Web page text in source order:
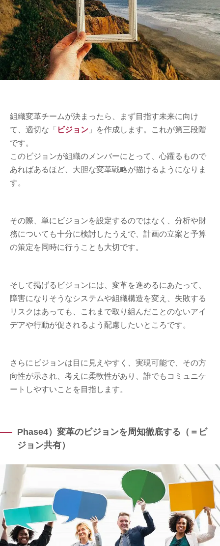
組織変革チームが決まったら、まず目指す未来に向け
て、適切な「 ビジョン 」を作成します。これが第三段階
です。
このビジョンが組織のメンバーにとって、心躍るもので
あればあるほど、大胆な変革戦略が描けるようになりま
す。
その際、単にビジョンを設定するのではなく、分析や財
務についても十分に検討したうえで、計画の立案と予算
の策定を同時に行うことも大切です。
そして掲げるビジョンには、変革を進めるにあたって、
障害になりそうなシステムや組織構造を変え、失敗する
リスクはあっても、これまで取り組んだことのないアイ
デアや行動が促されるよう配慮したいところです。
さらにビジョンは目に見えやすく、実現可能で、その方
向性が示され、考えに柔軟性があり、誰でもコミュニケ
ートしやすいことを目指します。
Phase4）変革のビジョンを周知徹底する（＝ビ
ジョン共有）